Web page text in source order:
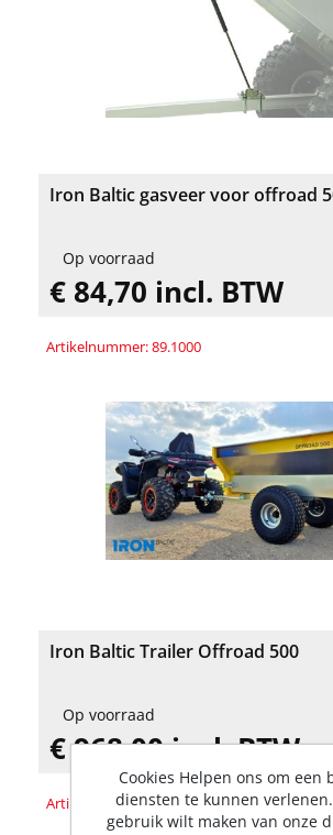
Iron Baltic gasveer voor offroad
Op voorraad
€ 84,70 incl. BTW
Artikelnummer: 89.1000
Iron Baltic Trailer Offroad 500
Op voorraad
€ 968,00 incl. BTW
Artikelnummer: 89.1100
Cookies Helpen ons om een
diensten te kunnen
gebruik wilt maken van onze